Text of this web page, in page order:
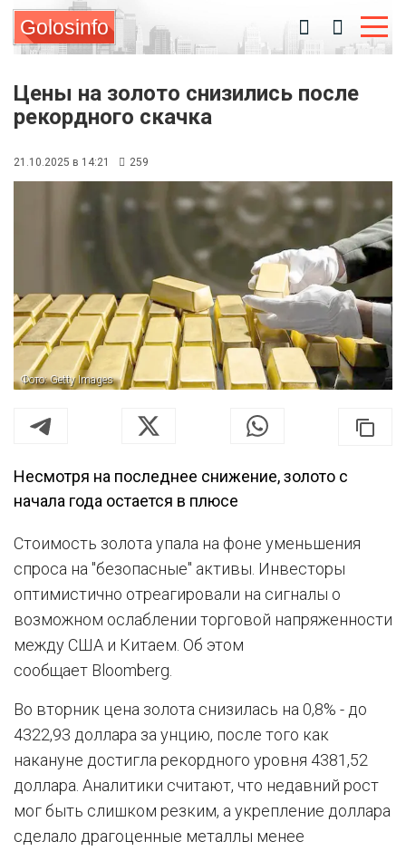
Golosinfo
Цены на золото снизились после
рекордного скачка
21.10.2025 в 14:21 259
Фото: Getty Images
Несмотря на последнее снижение, золото с
начала года остается в плюсе
Стоимость золота упала на фоне уменьшения
спроса на "безопасные" активы. Инвесторы
оптимистично отреагировали на сигналы о
возможном ослаблении торговой напряженности
между США и Китаем. Об этом
сообщает Bloomberg.
Во вторник цена золота снизилась на 0,8% - до
4322,93 доллара за унцию, после того как
накануне достигла рекордного уровня 4381,52
доллара. Аналитики считают, что недавний рост
мог быть слишком резким, а укрепление доллара
сделало драгоценные металлы менее